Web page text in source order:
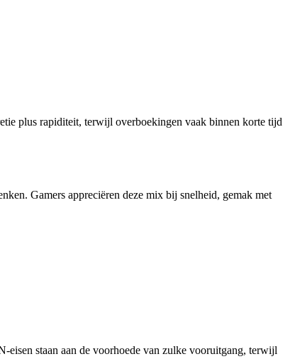
plus rapiditeit, terwijl overboekingen vaak binnen korte tijd
Gamers appreciëren deze mix bij snelheid, gemak met
staan aan de voorhoede van zulke vooruitgang, terwijl